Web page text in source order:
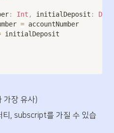
: Int , initialDeposit :
= accountNumber
initialDeposit
장 유사)
티, subscript를 가질 수 있습